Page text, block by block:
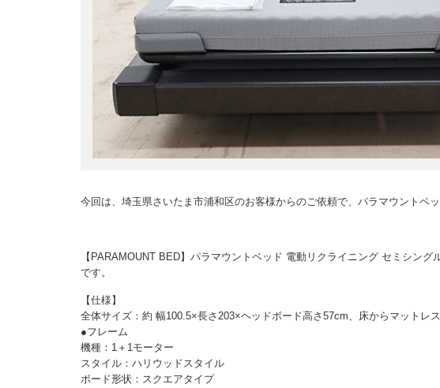
今回は、埼玉県さいたま市浦和区のお客様からのご依頼で、パラマウントベ
【PARAMOUNT BED】パラマウントベッド 電動リクライニング セミシン
です。
【仕様】
全体サイズ：約 幅100.5×長さ203×ヘッドボード高さ57cm、床からマットレ
●フレーム
機種：1＋1モーター
スタイル：ハリウッドスタイル
ボード形状：スクエアタイプ